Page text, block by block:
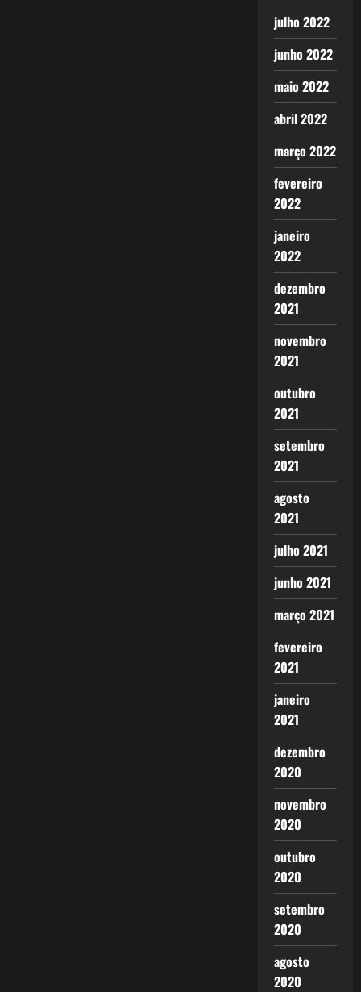
julho 2022
junho 2022
maio 2022
abril 2022
março 2022
fevereiro
2022
janeiro
2022
dezembro
2021
novembro
2021
outubro
2021
setembro
2021
agosto
2021
julho 2021
junho 2021
março 2021
fevereiro
2021
janeiro
2021
dezembro
2020
novembro
2020
outubro
2020
setembro
2020
agosto
2020